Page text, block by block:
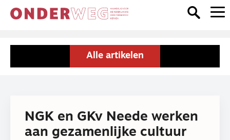
Alle artikelen
NGK en GKv Neede werken
aan gezamenlijke cultuur